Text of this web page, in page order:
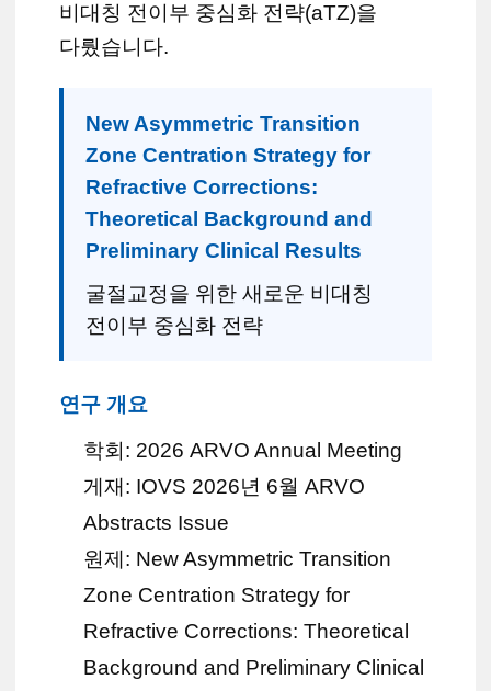
비대칭 전이부 중심화 전략(aTZ)을
다뤘습니다.
New Asymmetric Transition
Zone Centration Strategy for
Refractive Corrections:
Theoretical Background and
Preliminary Clinical Results
굴절교정을 위한 새로운 비대칭
전이부 중심화 전략
연구 개요
학회: 2026 ARVO Annual Meeting
게재: IOVS 2026년 6월 ARVO
Abstracts Issue
원제: New Asymmetric Transition
Zone Centration Strategy for
Refractive Corrections: Theoretical
Background and Preliminary Clinical